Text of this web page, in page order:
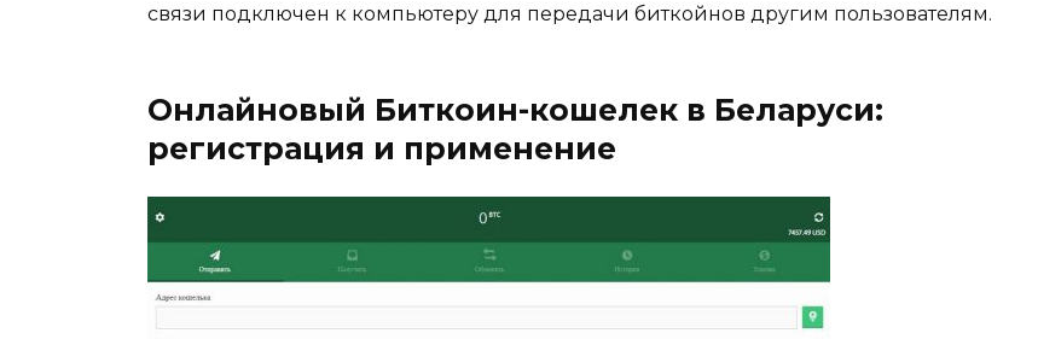
связи подключен к компьютеру для передачи биткойнов другим пользователям.
Онлайновый Биткоин-кошелек в Беларуси:
регистрация и применение